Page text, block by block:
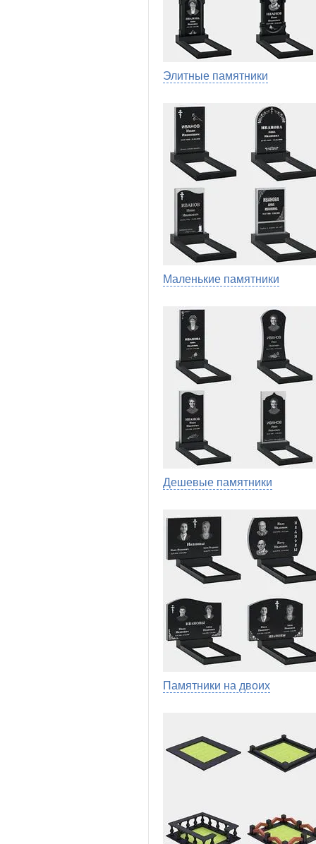
Элитные памятники
Маленькие памятники
Дешевые памятники
Памятники на двоих